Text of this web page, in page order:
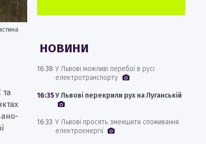
та
НОВИНИ
16:38 У Львові можливі перебої в русі
електротранспорту
16:35У Львові перекрили рух на Луганській
16:33 У Львові просять зменшити споживання
електроенергії